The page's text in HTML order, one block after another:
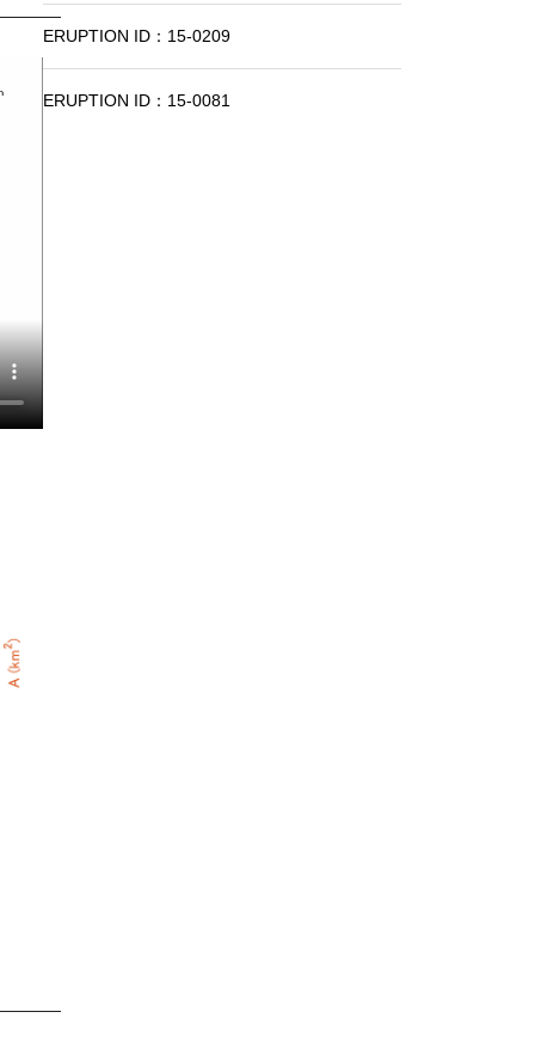
ERUPTION ID：15-0209
ERUPTION ID：15-0081